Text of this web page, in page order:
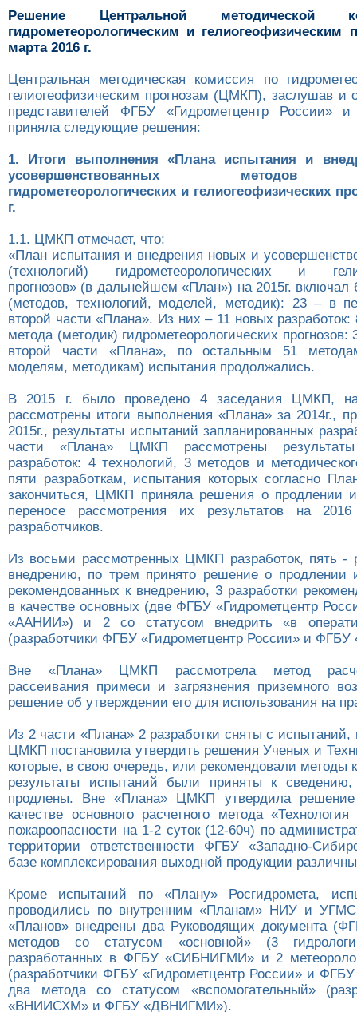
Решение Центральной методической
гидрометеорологическим и гелиогеофизическим
марта 2016 г.
Центральная методическая комиссия по
гелиогеофизическим прогнозам (ЦМКП), заслушав и
представителей ФГБУ «Гидрометцентр России»
приняла следующие решения:
1. Итоги выполнения «Плана испытания и
усовершенствованных методов
гидрометеорологических и гелиогеофизических
г.
1.1. ЦМКП отмечает, что:
«План испытания и внедрения новых и
(технологий) гидрометеорологических и
прогнозов» (в дальнейшем «План») на 2015г. включал
(методов, технологий, моделей, методик): 23 – в
второй части «Плана». Из них – 11 новых разработок:
метода (методик) гидрометеорологических
второй части «Плана», по остальным 51
моделям, методикам) испытания продолжались.
В 2015 г. было проведено 4 заседания ЦМКП,
рассмотрены итоги выполнения «Плана» за 2014г.,
2015г., результаты испытаний запланированных
части «Плана» ЦМКП рассмотрены
разработок: 4 технологий, 3 методов и
пяти разработкам, испытания которых согласно
закончиться, ЦМКП приняла решения о продлении
переносе рассмотрения их результатов на
разработчиков.
Из восьми рассмотренных ЦМКП разработок, пять -
внедрению, по трем принято решение о продлении
рекомендованных к внедрению, 3 разработки
в качестве основных (две ФГБУ «Гидрометцентр
«ААНИИ») и 2 со статусом внедрить «в
(разработчики ФГБУ «Гидрометцентр России» и
Вне «Плана» ЦМКП рассмотрела метод
рассеивания примеси и загрязнения приземного
решение об утверждении его для использования на
Из 2 части «Плана» 2 разработки сняты с испытаний,
ЦМКП постановила утвердить решения Ученых и
которые, в свою очередь, или рекомендовали методы
результаты испытаний были приняты к
продлены. Вне «Плана» ЦМКП утвердила
качестве основного расчетного метода «Технология
пожароопасности на 1-2 суток (12-60ч) по
территории ответственности ФГБУ «Западно-
базе комплексирования выходной продукции
Кроме испытаний по «Плану» Росгидромета,
проводились по внутренним «Планам» НИУ и
«Планов» внедрены два Руководящих документа
методов со статусом «основной» (3
разработанных в ФГБУ «СИБНИГМИ» и 2
(разработчики ФГБУ «Гидрометцентр России» и
два метода со статусом «вспомогательный»
«ВНИИСХМ» и ФГБУ «ДВНИГМИ»).